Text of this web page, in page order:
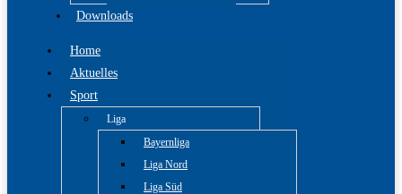
Downloads
Home
Aktuelles
Sport
Liga
Bayernliga
Liga Nord
Liga Süd